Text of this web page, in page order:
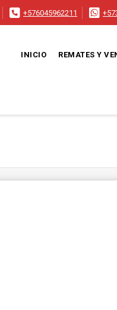
+576045962211
INICIO REMATES Y